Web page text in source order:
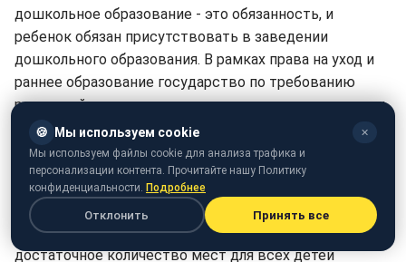
дошкольное образование - это обязанность, и
ребенок обязан присутствовать в заведении
дошкольного образования. В рамках права на уход и
раннее образование государство по требованию
родителей должно гарантировать место в заведении
для любого ребенка соответствующего дошкольного
возраста.
А в странах, где уход за детьми и раннее образование
с определенного возраста обязательны,
государственные органы должны гарантировать
достаточное количество мест для всех детей
🍪 Мы используем cookie ✕
Мы используем файлы cookie для анализа трафика и
персонализации контента. Прочитайте нашу Политику
конфиденциальности. Подробнее
Отклонить Принять все